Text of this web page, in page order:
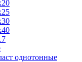
однотонные